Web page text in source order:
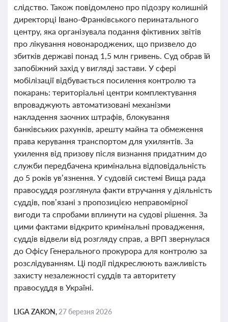
слідство. Також повідомлено про підозру колишній
директорці Івано-Франківського перинатального
центру, яка організувала подання фіктивних звітів
про лікування новонароджених, що призвело до
збитків державі понад 1,5 млн гривень. Суд обрав їй
запобіжний захід у вигляді застави. У сфері
мобілізації відбувається посилення контролю та
покарань: територіальні центри комплектування
впроваджують автоматизовані механізми
накладення заочних штрафів, блокування
банківських рахунків, арешту майна та обмеження
права керування транспортом для ухилянтів. За
ухилення від призову після визнання придатним до
служби передбачена кримінальна відповідальність
до 5 років ув’язнення. У судовій системі Вища рада
правосуддя розглянула факти втручання у діяльність
суддів, пов’язані з пропозицією неправомірної
вигоди та спробами вплинути на судові рішення. За
цими фактами відкрито кримінальні провадження,
суддів відвели від розгляду справ, а ВРП звернулася
до Офісу Генерального прокурора для контролю за
розслідуванням. Ці події підкреслюють важливість
захисту незалежності суддів та авторитету
правосуддя в Україні.
LIGA ZAKON, 27 березня 2026